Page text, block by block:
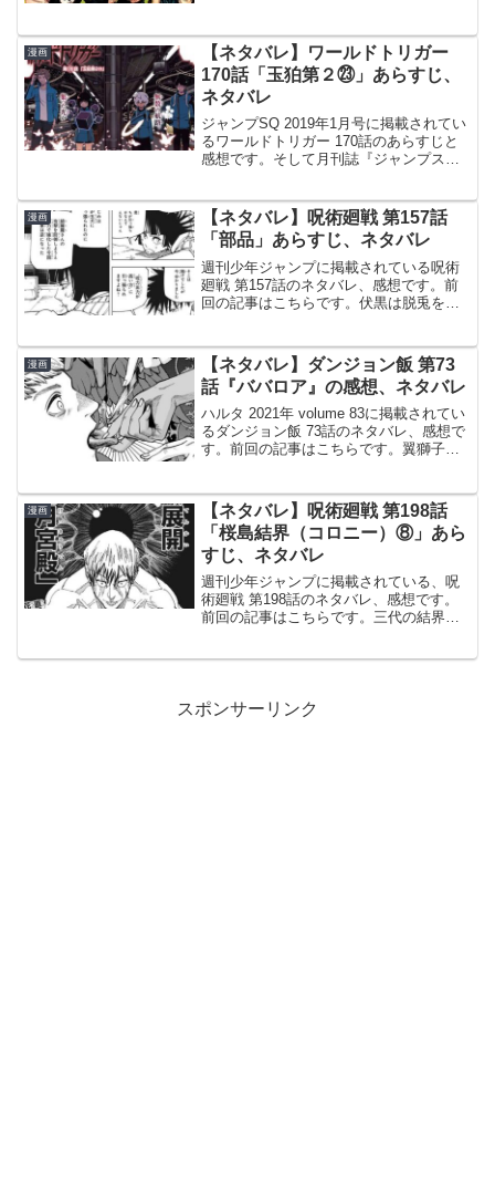
生き方、そして呪術廻戦、完結最終回は
特大センターカラー最...
漫画
【ネタバレ】ワールドトリガー
170話「玉狛第２㉓」あらすじ、
ネタバレ
ジャンプSQ 2019年1月号に掲載されてい
るワールドトリガー 170話のあらすじと
感想です。そして月刊誌『ジャンプスク
の記事はこちらです。B級ランク戦 RO...
漫画
【ネタバレ】呪術廻戦 第157話
「部品」あらすじ、ネタバレ
週刊少年ジャンプに掲載されている呪術
廻戦 第157話のネタバレ、感想です。前
回の記事はこちらです。伏黒は脱兎を大
式「星間飛行（ラヴランデヴー）」を攻
略前回、伏黒は星綺...
漫画
【ネタバレ】ダンジョン飯 第73
話『ババロア』の感想、ネタバレ
ハルタ 2021年 volume 83に掲載されてい
るダンジョン飯 73話のネタバレ、感想で
す。前回の記事はこちらです。翼獅子が
73話よりマルシル、二日酔いマルシ...
漫画
【ネタバレ】呪術廻戦 第198話
「桜島結界（コロニー）⑧」あら
すじ、ネタバレ
週刊少年ジャンプに掲載されている、呪
術廻戦 第198話のネタバレ、感想です。
前回の記事はこちらです。三代の結界で
スポンサーリンク